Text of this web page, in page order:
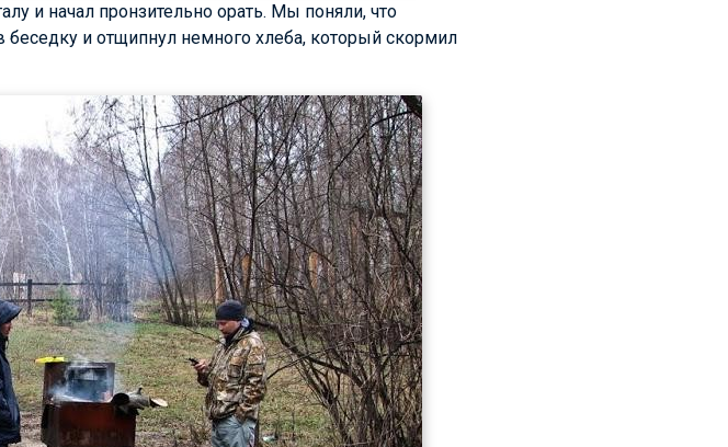
и начал пронзительно орать. Мы поняли, что
беседку и отщипнул немного хлеба, который скормил